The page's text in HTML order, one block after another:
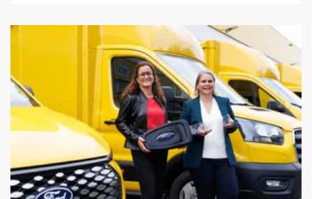
Foto: © Ford Pro
Elektromobilität für Handwerk & Mittelstand - Themen-Specials|
August 2025
E-Transits für die letzte Meile